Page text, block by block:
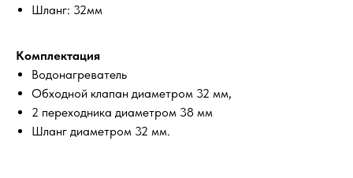
Шланг: 32мм
Комплектация
Водонагреватель
Обходной клапан диаметром 32 мм,
2 переходника диаметром 38 мм
Шланг диаметром 32 мм.